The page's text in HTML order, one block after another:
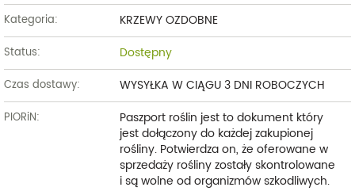
Kategoria: KRZEWY OZDOBNE
Status: Dostępny
Czas dostawy: WYSYŁKA W CIĄGU 3 DNI ROBOCZYCH
PIORiN:
Paszport roślin jest to dokument który
jest dołączony do każdej zakupionej
rośliny. Potwierdza on, że oferowane w
sprzedaży rośliny zostały skontrolowane
i są wolne od organizmów szkodliwych.